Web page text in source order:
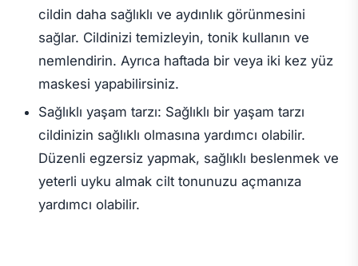
cildin daha sağlıklı ve aydınlık görünmesini
sağlar. Cildinizi temizleyin, tonik kullanın ve
nemlendirin. Ayrıca haftada bir veya iki kez yüz
maskesi yapabilirsiniz.
Sağlıklı yaşam tarzı: Sağlıklı bir yaşam tarzı
cildinizin sağlıklı olmasına yardımcı olabilir.
Düzenli egzersiz yapmak, sağlıklı beslenmek ve
yeterli uyku almak cilt tonunuzu açmanıza
yardımcı olabilir.